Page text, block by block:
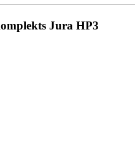
Jura HP3